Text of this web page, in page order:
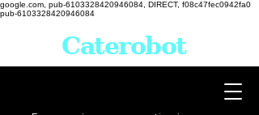
google.com, pub-6103328420946084, DIRECT, f08c47fec0942fa0
pub-6103328420946084
Caterobot